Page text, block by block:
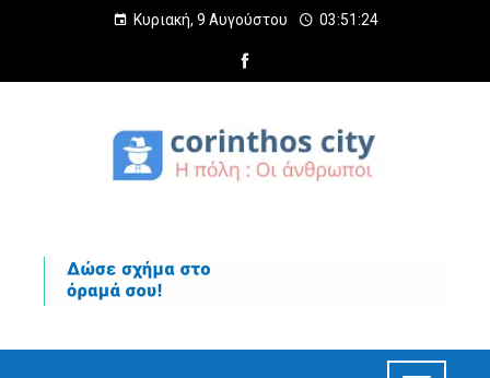
Κυριακή, 9 Αυγούστου 03:51:25